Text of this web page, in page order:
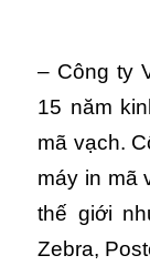
– Công ty
15 năm
mã vạch.
máy in mã
thế giới
Zebra,